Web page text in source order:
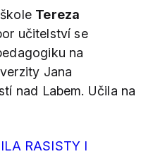
Tereza
učitelství se
na
Jana
nad Labem. Učila na
RASISTY I